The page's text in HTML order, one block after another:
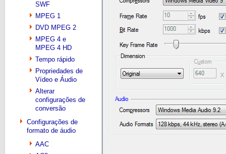
SWF
MPEG 1
DVD MPEG 2
MPEG 4 e
MPEG 4 HD
Tempo rápido
Propriedades de
Vídeo e Áudio
Alterar
configurações de
conversão
Configurações de
formato de áudio
AAC